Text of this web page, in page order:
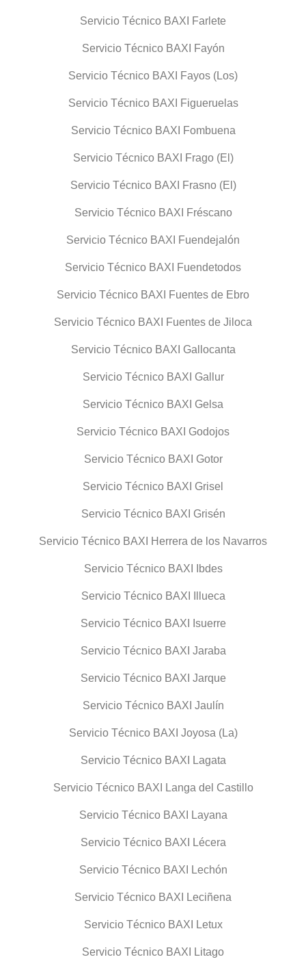
Servicio Técnico BAXI Farlete
Servicio Técnico BAXI Fayón
Servicio Técnico BAXI Fayos (Los)
Servicio Técnico BAXI Figueruelas
Servicio Técnico BAXI Fombuena
Servicio Técnico BAXI Frago (El)
Servicio Técnico BAXI Frasno (El)
Servicio Técnico BAXI Fréscano
Servicio Técnico BAXI Fuendejalón
Servicio Técnico BAXI Fuendetodos
Servicio Técnico BAXI Fuentes de Ebro
Servicio Técnico BAXI Fuentes de Jiloca
Servicio Técnico BAXI Gallocanta
Servicio Técnico BAXI Gallur
Servicio Técnico BAXI Gelsa
Servicio Técnico BAXI Godojos
Servicio Técnico BAXI Gotor
Servicio Técnico BAXI Grisel
Servicio Técnico BAXI Grisén
Servicio Técnico BAXI Herrera de los Navarros
Servicio Técnico BAXI Ibdes
Servicio Técnico BAXI Illueca
Servicio Técnico BAXI Isuerre
Servicio Técnico BAXI Jaraba
Servicio Técnico BAXI Jarque
Servicio Técnico BAXI Jaulín
Servicio Técnico BAXI Joyosa (La)
Servicio Técnico BAXI Lagata
Servicio Técnico BAXI Langa del Castillo
Servicio Técnico BAXI Layana
Servicio Técnico BAXI Lécera
Servicio Técnico BAXI Lechón
Servicio Técnico BAXI Leciñena
Servicio Técnico BAXI Letux
Servicio Técnico BAXI Litago